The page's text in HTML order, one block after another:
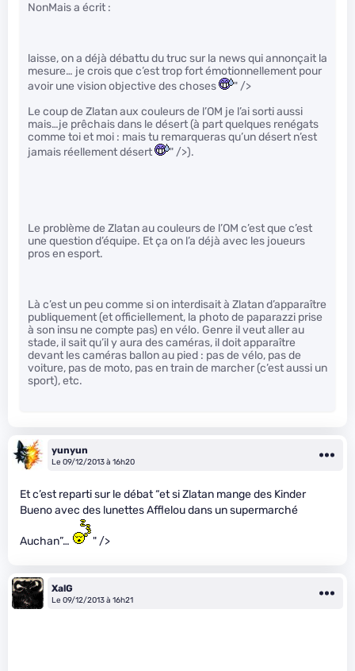
NonMais a écrit :
laisse, on a déjà débattu du truc sur la news qui annonçait la
mesure… je crois que c’est trop fort émotionnellement pour
avoir une vision objective des choses
" />
Le coup de Zlatan aux couleurs de l’OM je l’ai sorti aussi
mais…je prêchais dans le désert (à part quelques renégats
comme toi et moi : mais tu remarqueras qu’un désert n’est
jamais réellement désert
" />).
Le problème de Zlatan au couleurs de l’OM c’est que c’est
une question d’équipe. Et ça on l’a déjà avec les joueurs
pros en esport.
Là c’est un peu comme si on interdisait à Zlatan d’apparaître
publiquement (et officiellement, la photo de paparazzi prise
à son insu ne compte pas) en vélo. Genre il veut aller au
stade, il sait qu’il y aura des caméras, il doit apparaître
devant les caméras ballon au pied : pas de vélo, pas de
voiture, pas de moto, pas en train de marcher (c’est aussi un
sport), etc.
yunyun
Le 09/12/2013 à 16h20
Et c’est reparti sur le débat “et si Zlatan mange des Kinder
Bueno avec des lunettes Afflelou dans un supermarché
Auchan”… " />
XalG
Le 09/12/2013 à 16h21